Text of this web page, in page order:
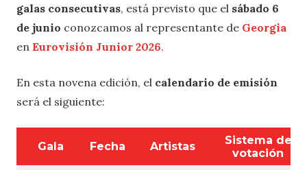
galas consecutivas, está previsto que el sábado 6
de junio conozcamos al representante de Georgia
en Eurovisión Junior 2026.
En esta novena edición, el calendario de emisión
será el siguiente:
Gala Fecha Artistas
Sistema de
votación